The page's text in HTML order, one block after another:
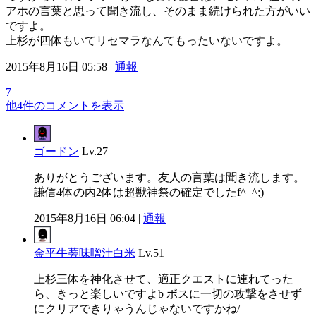
アホの言葉と思って聞き流し、そのまま続けられた方がいい
ですよ。
上杉が四体もいてリセマラなんてもったいないですよ。
2015年8月16日 05:58 | 通報
7
他4件のコメントを表示
ゴードン Lv.27
ありがとうございます。友人の言葉は聞き流します。
謙信4体の内2体は超獣神祭の確定でしたf^_^;)
2015年8月16日 06:04 | 通報
金平牛蒡味噌汁白米 Lv.51
上杉三体を神化させて、適正クエストに連れてった
ら、きっと楽しいですよb ボスに一切の攻撃をさせず
にクリアできりゃうんじゃないですかね/